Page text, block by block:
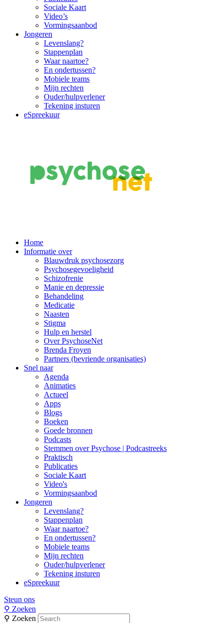
Sociale Kaart
Video’s
Vormingsaanbod
Jongeren
Levenslang?
Stappenplan
Waar naartoe?
En ondertussen?
Mobiele teams
Mijn rechten
Ouder/hulpverlener
Tekening insturen
eSpreekuur
Main
Navigation
Home
Informatie over
Blauwdruk psychosezorg
Psychosegevoeligheid
Schizofrenie
Manie en depressie
Behandeling
Medicatie
Naasten
Stigma
Hulp en herstel
Over PsychoseNet
Brenda Froyen
Partners (bevriende organisaties)
Snel naar
Agenda
Animaties
Actueel
Apps
Blogs
Boeken
Goede bronnen
Podcasts
Stemmen over Psychose | Podcastreeks
Praktisch
Publicaties
Sociale Kaart
Video's
Vormingsaanbod
Jongeren
Levenslang?
Stappenplan
Waar naartoe?
En ondertussen?
Mobiele teams
Mijn rechten
Ouder/hulpverlener
Tekening insturen
eSpreekuur
Steun ons
⚲ Zoeken
⚲ Zoeken